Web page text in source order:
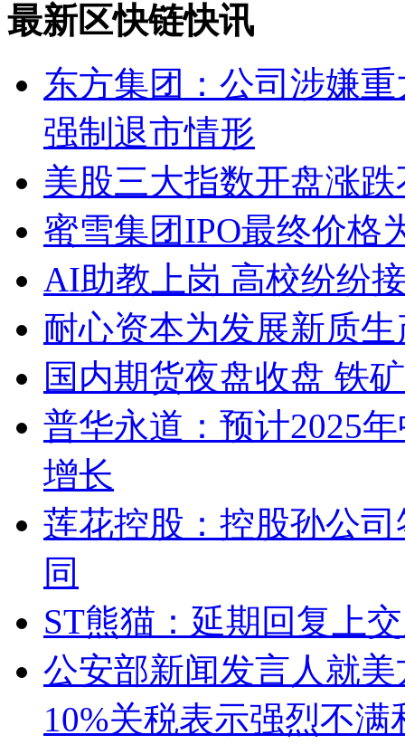
最新区快链快讯
东方集团：公司涉嫌
强制退市情形
美股三大指数开盘涨
蜜雪集团IPO最终价格
AI助教上岗 高校纷纷接
耐心资本为发展新质
国内期货夜盘收盘 铁
普华永道：预计2025
增长
莲花控股：控股孙公
同
ST熊猫：延期回复上
公安部新闻发言人就
10%关税表示强烈不满